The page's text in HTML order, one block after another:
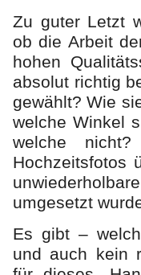
Zu guter Letzt
ob die Arbeit
hohen
absolut richtig
gewählt? Wie
welche Winkel
welche
Hochzeitsfotos
umgesetzt
Es gibt –
und auch kein